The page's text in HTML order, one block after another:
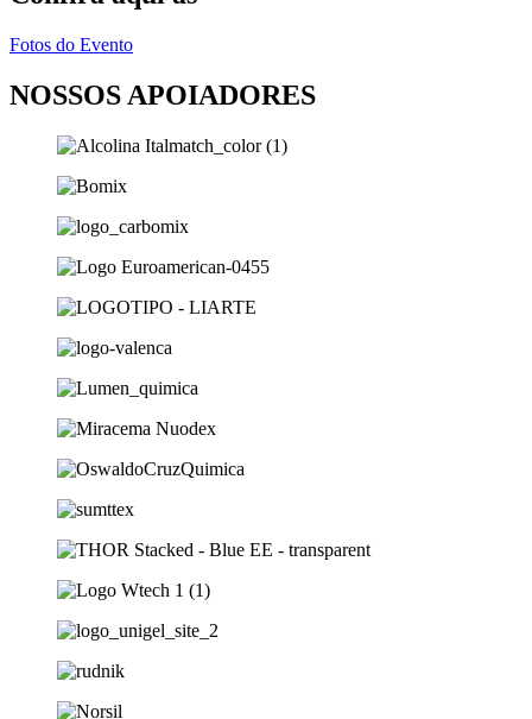
Fotos do Evento
NOSSOS APOIADORES